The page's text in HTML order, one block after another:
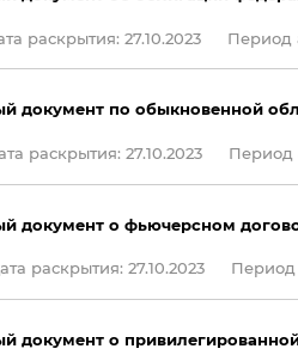
раскрытия: 27.10.2023 Период
документ по обыкновенной
раскрытия: 27.10.2023 Период
документ о фьючерсном
раскрытия: 27.10.2023 Период
документ о